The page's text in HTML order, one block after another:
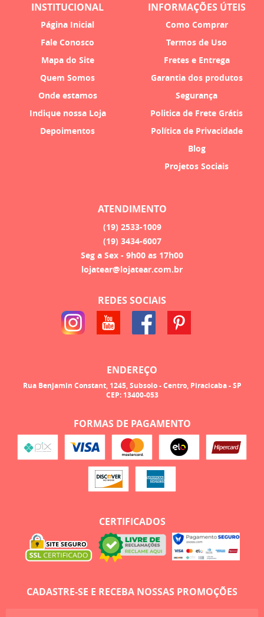
INSTITUCIONAL
Página Inicial
Fale Conosco
Mapa do Site
Quem Somos
Onde estamos
Indique nossa Loja
Depoimentos
INFORMAÇÕES ÚTEIS
Como Comprar
Termos de Uso
Fretes e Entrega
Garantia dos produtos
Segurança
Politica de Frete Grátis
Política de Privacidade
Blog
Projetos Sociais
ATENDIMENTO
(19) 2533-1009
(19) 3434-6007
Seg a Sex - 9h00 as 17h00
lojatear@lojatear.com.br
REDES SOCIAIS
ENDEREÇO
Rua Benjamin Constant, 1245, Subsolo-Centro, Piracicaba-SP
CEP: 13400-053
FORMAS DE PAGAMENTO
CERTIFICADOS
CADASTRE-SE E RECEBA NOSSAS PROMOÇÕES